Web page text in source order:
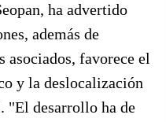
ha advertido
además de
asociados, favorece el
y la deslocalización
"El desarrollo ha de